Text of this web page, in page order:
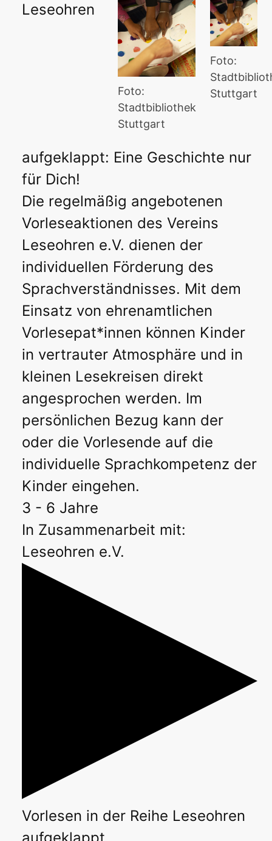
Foto:
Stuttgart
Foto:
Stadtbibliothek
Stuttgart
Leseohren
aufgeklappt: Eine Geschichte nur
für Dich!
Die regelmäßig angebotenen
Vorleseaktionen des Vereins
Leseohren e.V. dienen der
individuellen Förderung des
Sprachverständnisses. Mit dem
Einsatz von ehrenamtlichen
Vorlesepat*innen können Kinder
in vertrauter Atmosphäre und in
kleinen Lesekreisen direkt
angesprochen werden. Im
persönlichen Bezug kann der
oder die Vorlesende auf die
individuelle Sprachkompetenz der
Kinder eingehen.
3 - 6 Jahre
In Zusammenarbeit mit:
Leseohren e.V.
Vorlesen in der Reihe Leseohren